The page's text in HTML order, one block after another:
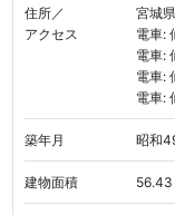
住所／
アクセス
宮城
電車:
電車:
電車:
電車:
築年月 昭和
建物面積 56.43